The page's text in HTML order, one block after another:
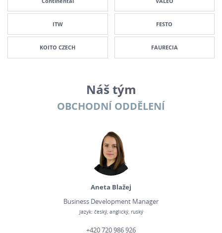
ITW
KOITO CZECH
FESTO
FAURECIA
Náš tým
OBCHODNÍ ODDĚLENÍ
Aneta Blažej
Business Development Manager
Jazyk: český, anglický, ruský
+420 720 986 926